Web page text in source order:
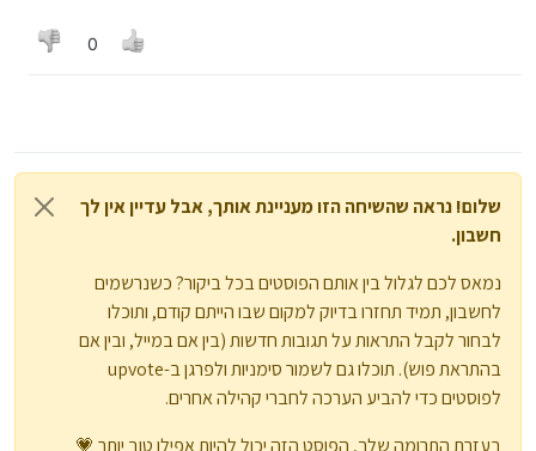
0
שלום! נראה שהשיחה הזו מעניינת אותך, אבל עדיין אין לך
חשבון.
נמאס לכם לגלול בין אותם הפוסטים בכל ביקור? כשנרשמים
לחשבון, תמיד תחזרו בדיוק למקום שבו הייתם קודם, ותוכלו
לבחור לקבל התראות על תגובות חדשות (בין אם במייל, ובין אם
בהתראת פוש). תוכלו גם לשמור סימניות ולפרגן ב-upvote
לפוסטים כדי להביע הערכה לחברי קהילה אחרים.
בעזרת התרומה שלך, הפוסט הזה יכול להיות אפילו טוב יותר 💗